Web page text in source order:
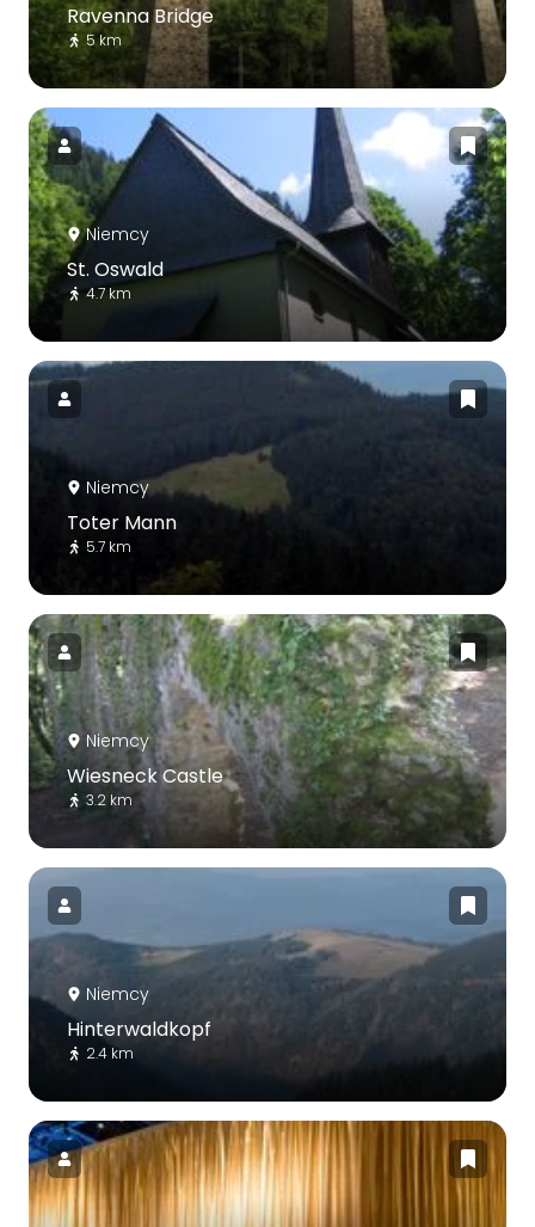
Ravenna Bridge
5 km
Niemcy
St. Oswald
4.7 km
Niemcy
Toter Mann
5.7 km
Niemcy
Wiesneck Castle
3.2 km
Niemcy
Hinterwaldkopf
2.4 km